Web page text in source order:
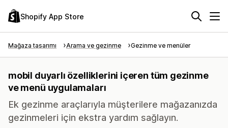
Shopify App Store
Mağaza tasarımı Arama ve gezinme Gezinme ve menüler
mobil duyarlı özelliklerini içeren tüm gezinme
ve menü uygulamaları
Ek gezinme araçlarıyla müşterilere mağazanızda
gezinmeleri için ekstra yardım sağlayın.